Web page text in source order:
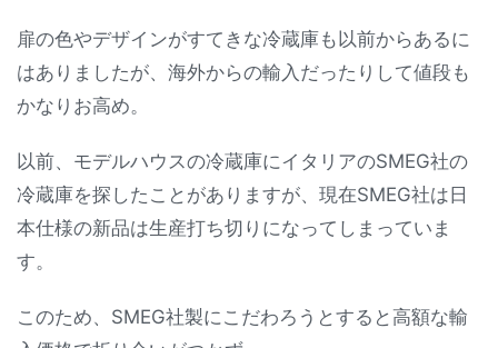
扉の色やデザインがすてきな冷蔵庫も以前からあるに
はありましたが、海外からの輸入だったりして値段も
かなりお高め。
以前、モデルハウスの冷蔵庫にイタリアのSMEG社の
冷蔵庫を探したことがありますが、現在SMEG社は日
本仕様の新品は生産打ち切りになってしまっていま
す。
このため、SMEG社製にこだわろうとすると高額な輸